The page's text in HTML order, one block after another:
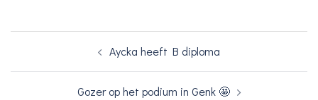
Aycka heeft B diploma
Gozer op het podium in Genk 🤩